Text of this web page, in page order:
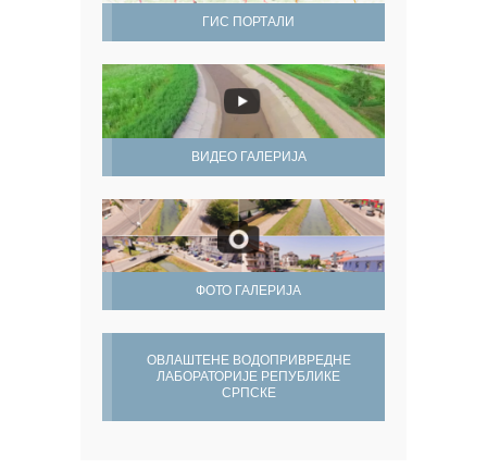
ГИС ПОРТАЛИ
ВИДЕО ГАЛЕРИЈА
ФОТО ГАЛЕРИЈА
ОВЛАШТЕНЕ ВОДОПРИВРЕДНЕ
ЛАБОРАТОРИЈЕ РЕПУБЛИКЕ
СРПСКЕ